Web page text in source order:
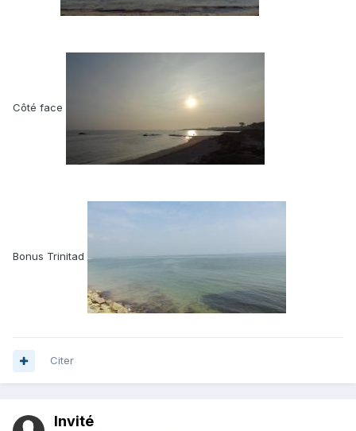
Côté face
Bonus Trinitad
Citer
Invité